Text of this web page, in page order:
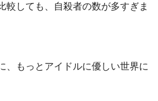
較しても、自殺者の数が多すぎま
、もっとアイドルに優しい世界に